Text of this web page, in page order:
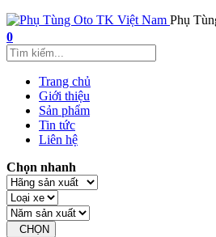
Phụ
0
Trang chủ
Giới thiệu
Sản phẩm
Tin tức
Liên hệ
Chọn nhanh
CHỌN